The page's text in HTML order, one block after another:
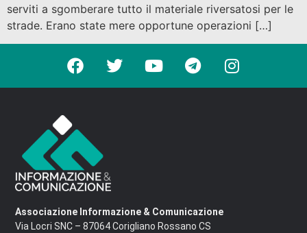
serviti a sgomberare tutto il materiale riversatosi per le
strade. Erano state mere opportune operazioni […]
Associazione Informazione & Comunicazione
Via Locri SNC – 87064 Corigliano Rossano CS